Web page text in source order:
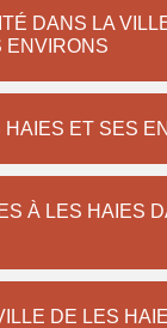
DANS LA
ENVIRONS
ET SES
À LES HAIES
DE LES